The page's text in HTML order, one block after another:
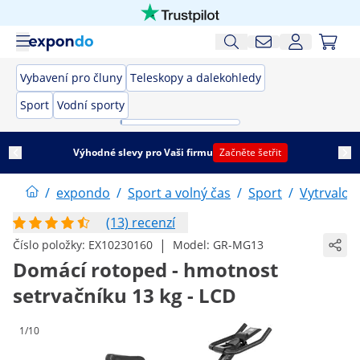
Vybavení pro čluny Teleskopy a dalekohledy
Sport Vodní sporty
Výhodné slevy pro Vaši firmu Začněte šetřit
/ expondo / Sport a volný čas / Sport /
(13) recenzí
Číslo položky: EX10230160 | Model: GR-MG13
Domácí rotoped - hmotnost
setrvačníku 13 kg - LCD
1/10